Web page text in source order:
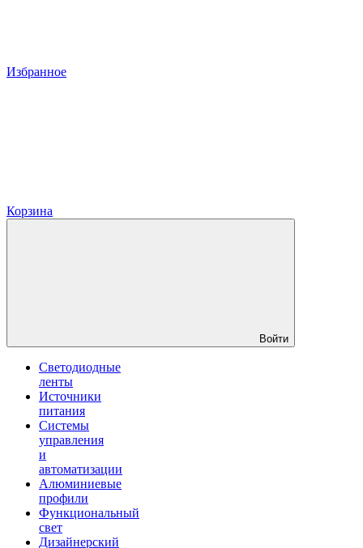
Избранное
Корзина
Войти
Светодиодные
ленты
Источники
питания
Системы
управления
и
автоматизации
Алюминиевые
профили
Функциональный
свет
Дизайнерский